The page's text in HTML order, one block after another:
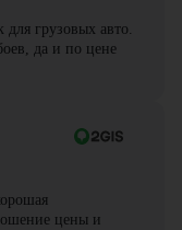
грузовых авто.
да и по цене
цены и